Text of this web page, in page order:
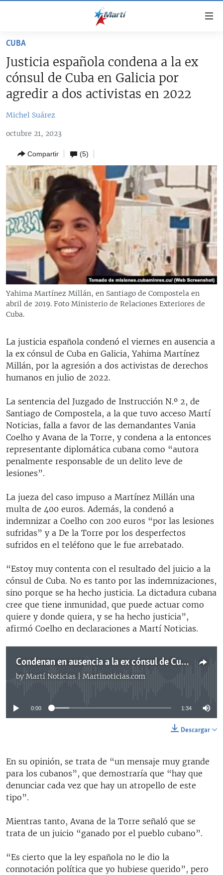
accesibilidad
al
contenido
principal
navegación
principal
búsqueda
CUBA
SOBRE CUBA
ESTADOS UNIDOS
DEPORTES
ARTE Y ENTRETENIMIENTO
OPINIÓN GRÁFICA
AUDIOVISUALES MARTÍ
RADIO MARTÍ
ESPECIALES
ESPECIALES
LA REALIDAD DE LA VIVIENDA EN CUBA
SER VIEJO EN CUBA
LOS SANTOS DE HIALEAH
DESINFORMACIÓN RUSA EN AMÉRICA LATINA
LA INVASIÓN DE RUSIA A UCRANIA
MULTIMEDIA
EDITORIALES
SÍGUENOS
CUBA
Justicia española condena a la ex
cónsul de Cuba en Galicia por
agredir a dos activistas en 2022
Michel Suárez
octubre 21, 2023
Compartir (5)
Yahima Martínez Millán, en Santiago de Compostela en
abril de 2019. Foto Ministerio de Relaciones Exteriores de
Cuba.
La justicia española condenó el viernes en ausencia a
la ex cónsul de Cuba en Galicia, Yahima Martínez
Millán, por la agresión a dos activistas de derechos
humanos en julio de 2022.
La sentencia del Juzgado de Instrucción N.º 2, de
Santiago de Compostela, a la que tuvo acceso Martí
Noticias, falla a favor de las demandantes Vania
Coelho y Avana de la Torre, y condena a la entonces
representante diplomática cubana como “autora
penalmente responsable de un delito leve de
lesiones”.
La jueza del caso impuso a Martínez Millán una
multa de 400 euros. Además, la condenó a
indemnizar a Coelho con 200 euros “por las lesiones
sufridas” y a De la Torre por los desperfectos
sufridos en el teléfono que le fue arrebatado.
“Estoy muy contenta con el resultado del juicio a la
cónsul de Cuba. No es tanto por las indemnizaciones,
sino porque se ha hecho justicia. La dictadura cubana
cree que tiene inmunidad, que puede actuar como
quiere y donde quiera, y se ha hecho justicia”,
afirmó Coelho en declaraciones a Martí Noticias.
Condenan en ausencia a la ex cónsul de Cuba en Galicia
by Martí Noticias | Martinoticias.com
No media source currently available
0:00 1:34
Descargar
En su opinión, se trata de “un mensaje muy grande
para los cubanos”, que demostraría que “hay que
denunciar cada vez que hay un atropello de este
tipo”.
Mientras tanto, Avana de la Torre señaló que se
trata de un juicio “ganado por el pueblo cubano”.
“Es cierto que la ley española no le dio la
connotación política que yo hubiese querido”, pero